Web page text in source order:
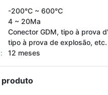
-200°C ~ 600°C
4 ~ 20Ma
Conector GDM, tipo à prova
tipo à prova de explosão, etc.
12 meses
produto